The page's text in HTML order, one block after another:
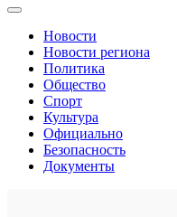
Новости
Новости региона
Политика
Общество
Спорт
Культура
Официально
Безопасность
Документы